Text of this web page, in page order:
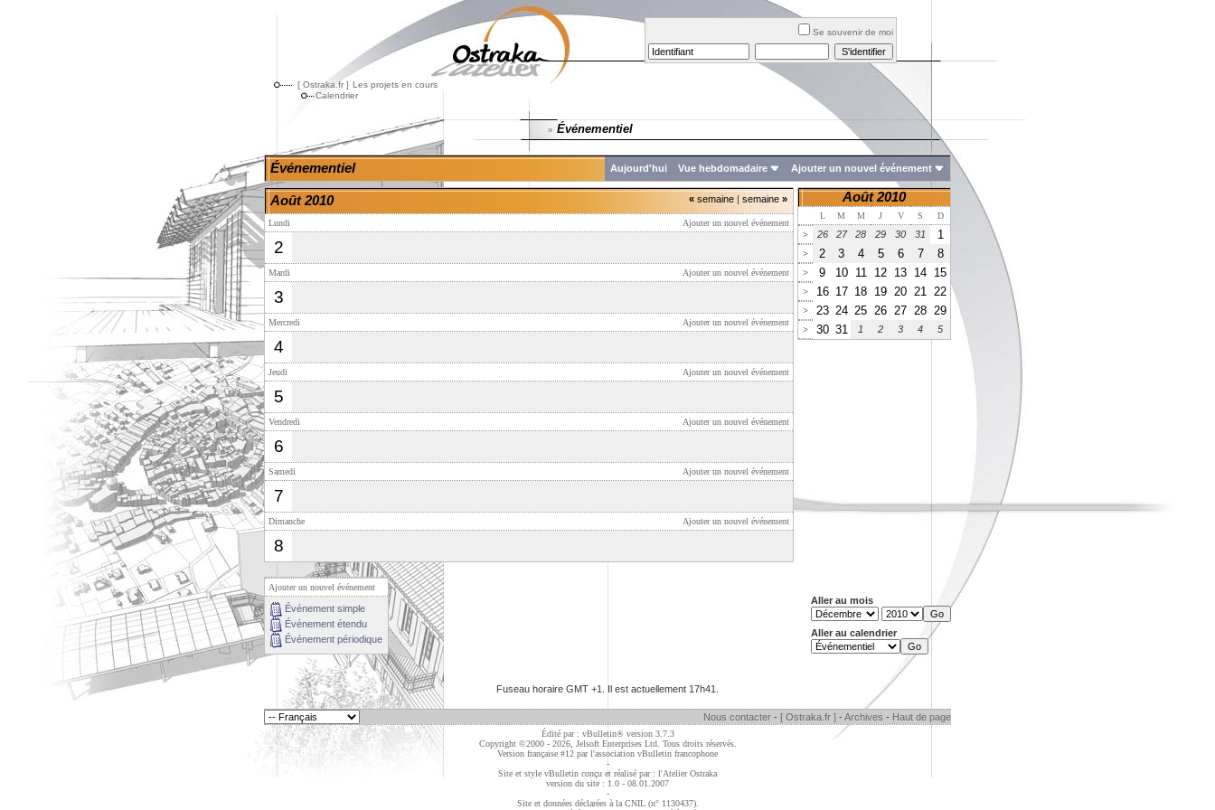
Se souvenir de moi
[ Ostraka.fr ] Les projets en cours
Calendrier
» Événementiel
Événementiel Aujourd'hui Vue hebdomadaire Ajouter un nouvel événement
« semaine | semaine »
Août 2010
Ajouter un nouvel événement
Lundi
2
Ajouter un nouvel événement
Mardi
3
Ajouter un nouvel événement
Mercredi
4
Ajouter un nouvel événement
Jeudi
5
Ajouter un nouvel événement
Vendredi
6
Ajouter un nouvel événement
Samedi
7
Ajouter un nouvel événement
Dimanche
8
Août 2010
L M M J V S
D
>
26 27 28 29 30 31 1
> 2 3 4 5 6 7 8
> 9 10 11 12 13 14 15
> 16 17 18 19 20 21 22
> 23 24 25 26 27 28 29
> 30 31 1 2 3 4 5
Ajouter un nouvel événement
Événement simple
Événement étendu
Événement périodique
Aller au mois
Aller au calendrier
Fuseau horaire GMT +1. Il est actuellement 17h41
Nous contacter - [ Ostraka.fr ] - Archives - Haut de page
Édité par : vBulletin® version 3.7.3
Copyright ©2000 - 2026, Jelsoft Enterprises Ltd. Tous droits réservés.
Version française #12 parl'association vBulletin francophone
-
Site et style vBulletin conçu et réalisé par : l'Atelier Ostraka
version du site : 1.0 - 08.01.2007
-
Site et données déclarées à la CNIL (n° 1130437).